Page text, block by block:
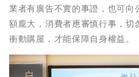
業者有廣告不實的事證，也可
額龐大，消費者應審慎行事，
衝動購屋，才能保障自身權益。